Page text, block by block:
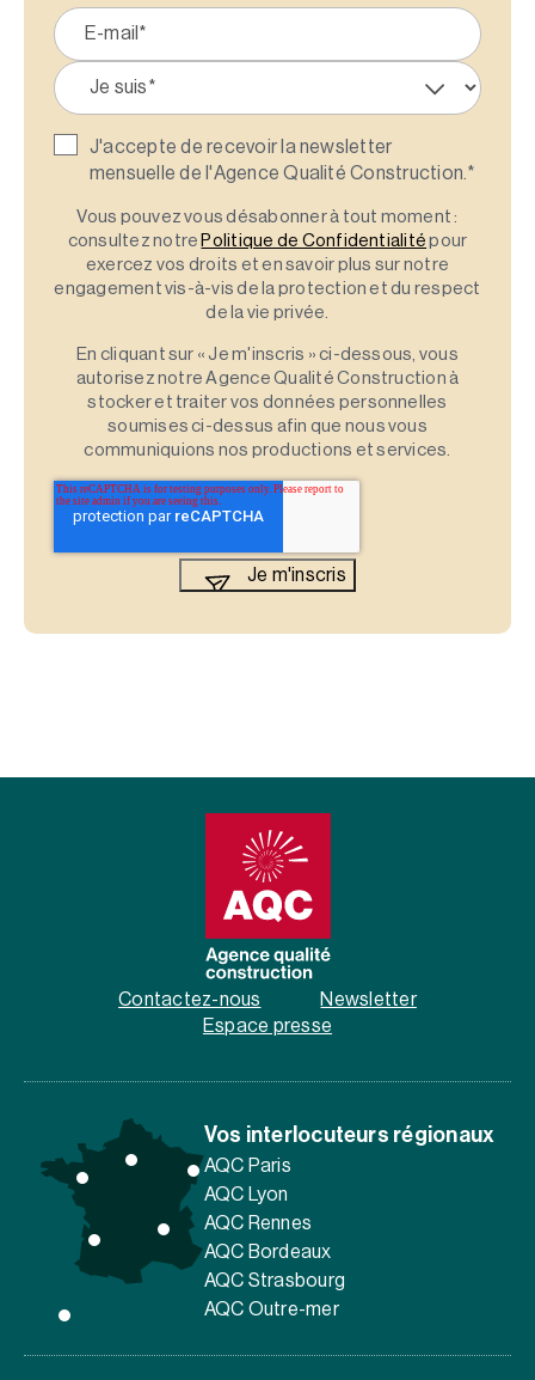
J'accepte de recevoir la newsletter
mensuelle de l'Agence Qualité Construction.*
Vous pouvez vous désabonner à tout moment :
consultez notre Politique de Confidentialité pour
exercez vos droits et en savoir plus sur notre
engagement vis-à-vis de la protection et du respect
de la vie privée.
En cliquant sur « Je m'inscris » ci-dessous, vous
autorisez notre Agence Qualité Construction à
stocker et traiter vos données personnelles
soumises ci-dessus afin que nous vous
communiquions nos productions et services.
Contactez-nous
Newsletter
Espace presse
Vos interlocuteurs régionaux
AQC Paris
AQC Lyon
AQC Rennes
AQC Bordeaux
AQC Strasbourg
AQC Outre-mer